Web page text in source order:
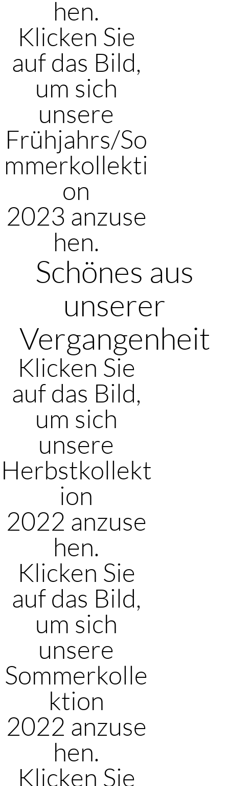
hen.
Klicken Sie
auf das Bild,
um sich
unsere
Frühjahrs/So
mmerkollekti
on
2023 anzuse
hen.
Schönes aus
unserer
Vergangenheit
Klicken Sie
auf das Bild,
um sich
unsere
Herbstkollekt
ion
2022 anzuse
hen.
Klicken Sie
auf das Bild,
um sich
unsere
Sommerkolle
ktion
2022 anzuse
hen.
Klicken Sie